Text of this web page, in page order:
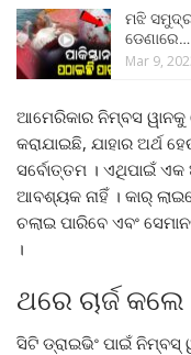
ମଝି
ଡେଣାରେ…
Mar 9,
ଆମେରିକାର ନିମ୍ବସ ୱାନକୁ
କରାଯାଇଛି, ଯାହାର ଅର୍ଥ
ସର୍ବୋତ୍ତମ । ଏଥିପାଇଁ
ଆବଶ୍ୟକ ନାହିଁ । କାର୍
ଚଲାଇ ପାରିବେ ଏବଂ
।
ଥରେ ଚାର୍ଜ
ସିଟି ଡ୍ରାଇଭିଂ ପାଇଁ ନିମ୍ବସ୍